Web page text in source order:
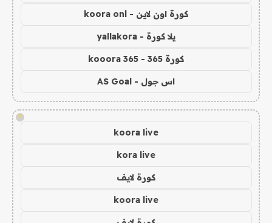
كورة اون لاين - koora onl
يلا كورة - yallakora
كورة 365 - kooora 365
اس جول - AS Goal
!
koora live
kora live
كورة لايف
koora live